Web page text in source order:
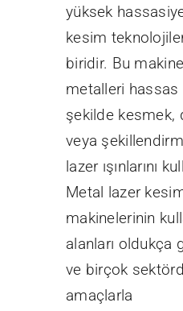
yüksek
kesim
biridir. Bu
metalleri hassas
şekilde kesmek,
veya
lazer ışınlarını
Metal lazer
makinelerinin
alanları oldukça
ve birçok
amaçlarla